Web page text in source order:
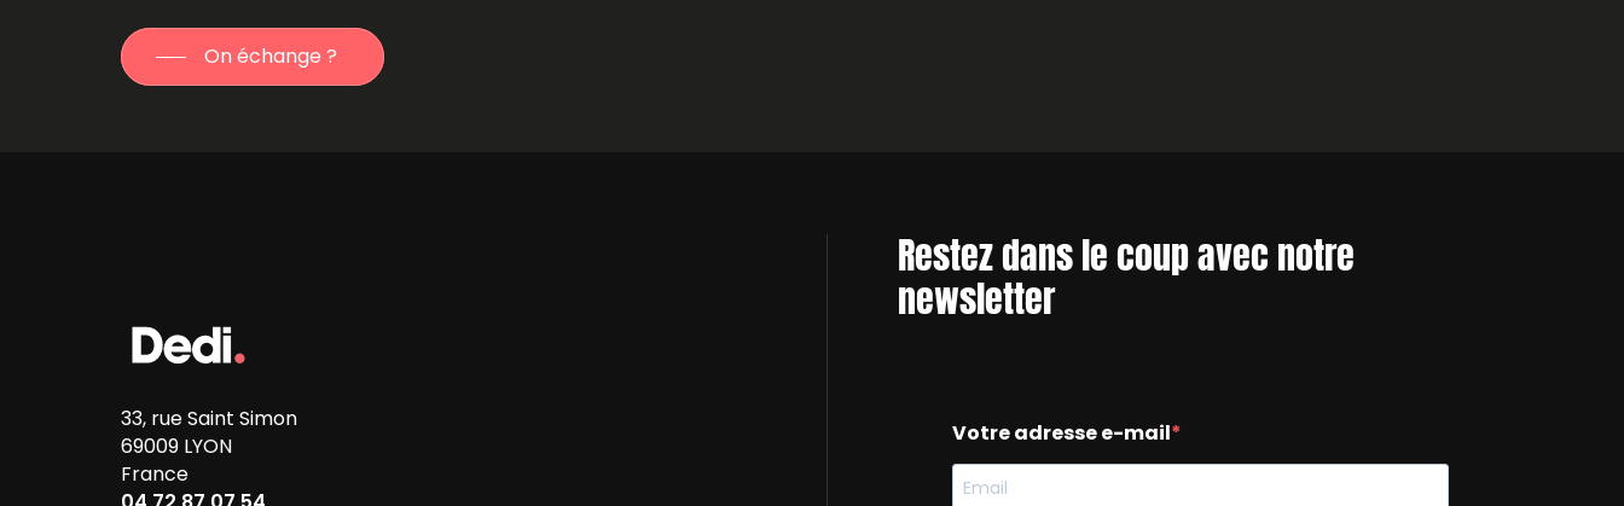
On échange ?
33, rue Saint Simon
69009 LYON
France
Restez dans le coup avec notre
newsletter
Votre adresse e-mail